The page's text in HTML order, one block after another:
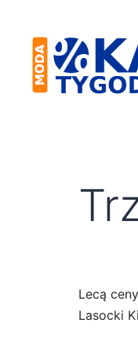
content
Lecą
Lasocki